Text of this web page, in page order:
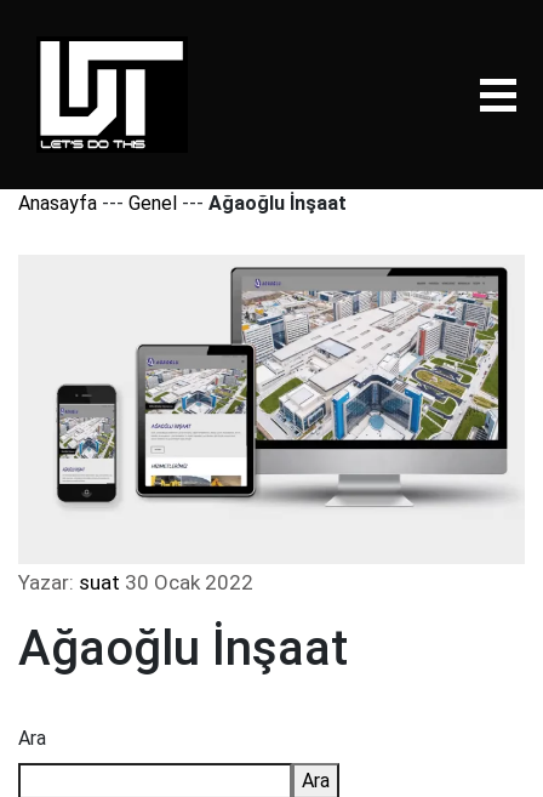
Anasayfa --- Genel --- Ağaoğlu İnşaat
Yazar: suat 30 Ocak 2022
Ağaoğlu İnşaat
Ara
Ara